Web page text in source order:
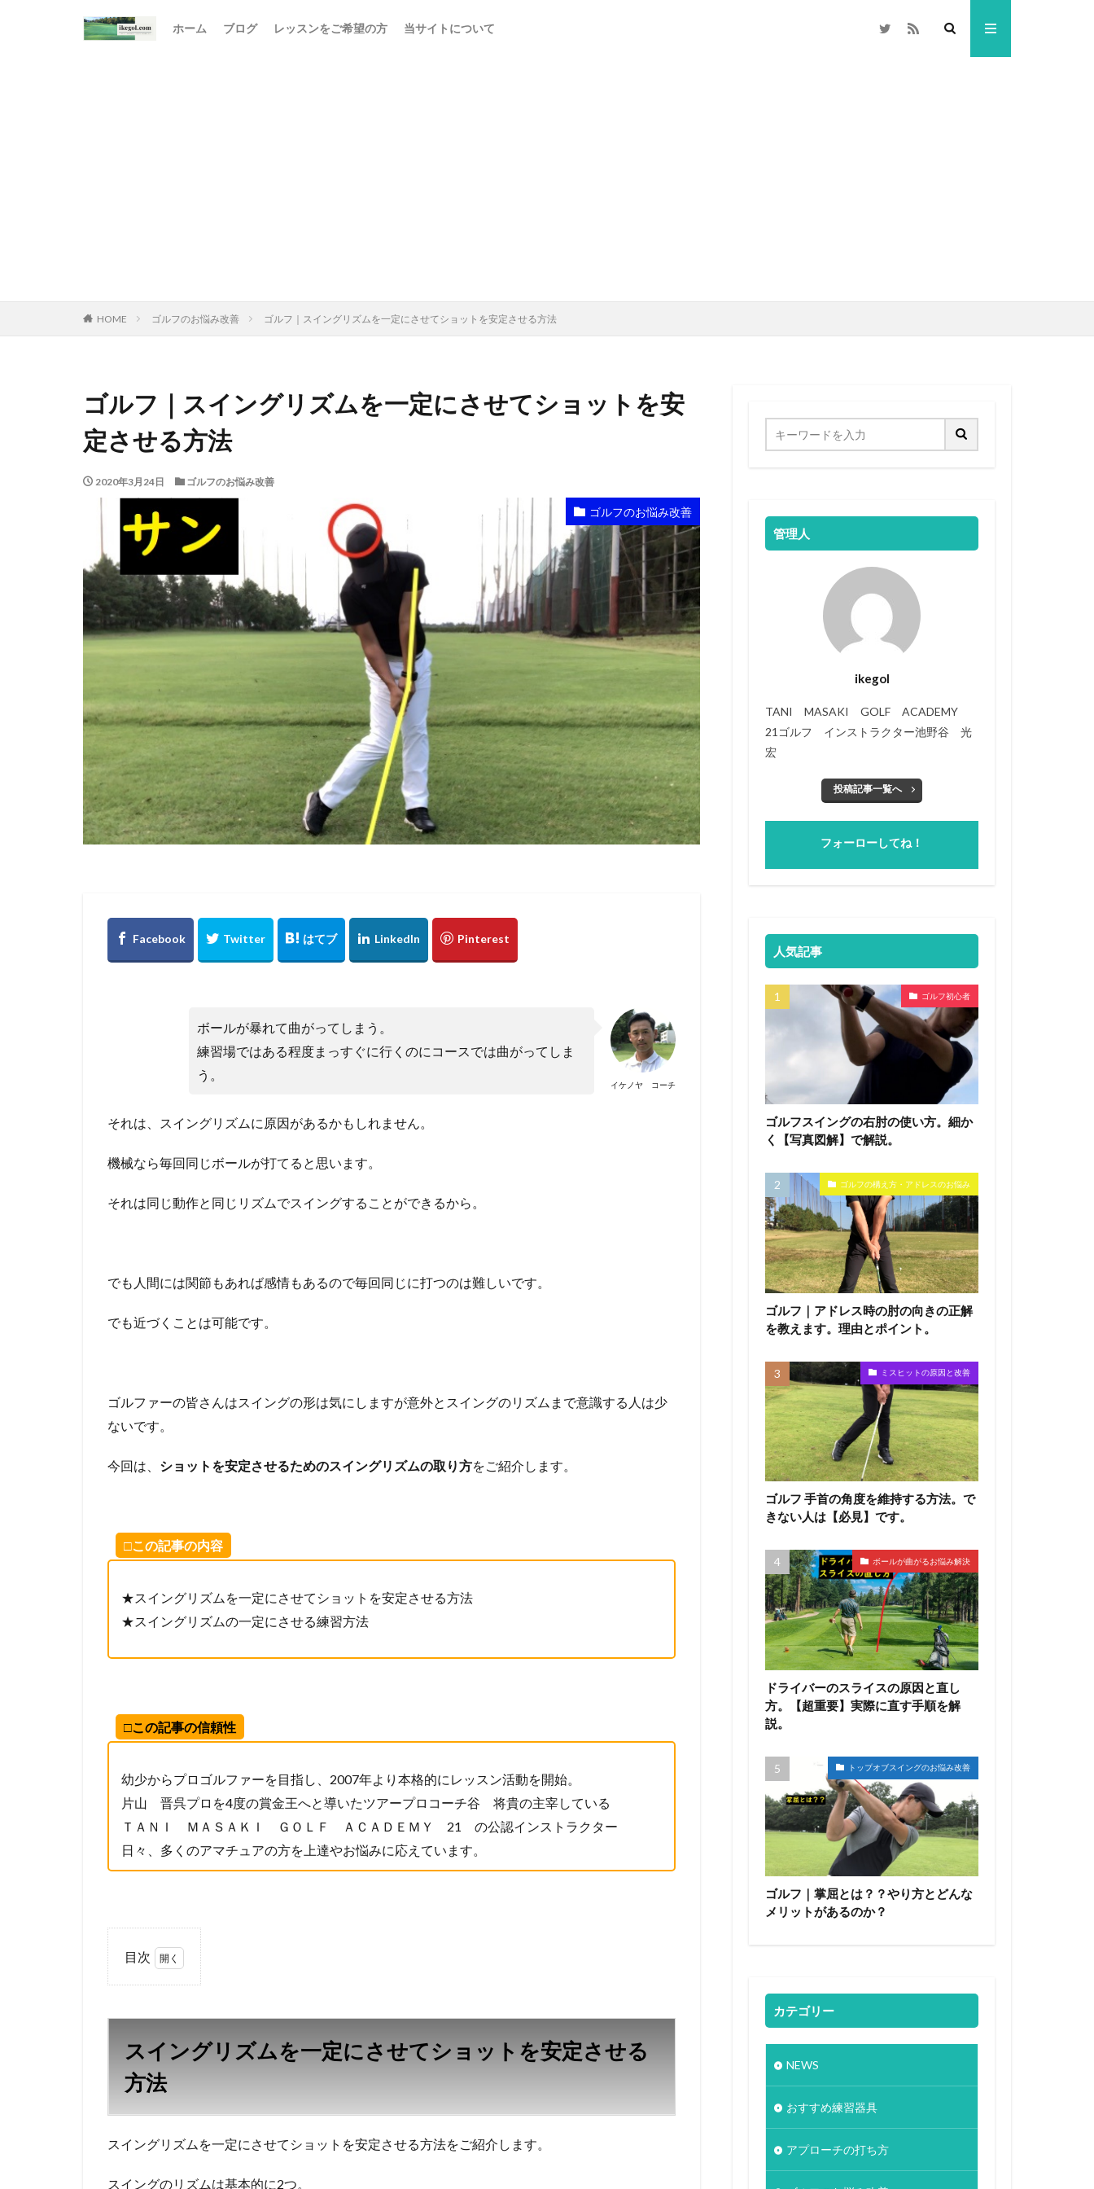
ホーム ブログ レッスンをご希望の方 当サイトについて
HOME ゴルフのお悩み改善 ゴルフ｜スイングリズムを一定にさせてショットを安定させる方法
ゴルフ｜スイングリズムを一定にさせてショットを安
定させる方法
2020年3月24日 ゴルフのお悩み改善
ゴルフのお悩み改善
イケノヤ コーチ
ボールが暴れて曲がってしまう。
練習場ではある程度まっすぐに行くのにコースでは曲がってしま
う。
それは、スイングリズムに原因があるかもしれません。
機械なら毎回同じボールが打てると思います。
それは同じ動作と同じリズムでスイングすることができるから。
でも人間には関節もあれば感情もあるので毎回同じに打つのは難しいです。
でも近づくことは可能です。
ゴルファーの皆さんはスイングの形は気にしますが意外とスイングのリズムまで意識する人は少
ないです。
今回は、 ショットを安定させるためのスイングリズムの取り方をご紹介します。
□この記事の内容
★スイングリズムを一定にさせてショットを安定させる方法
★スイングリズムの一定にさせる練習方法
□この記事の信頼性
幼少からプロゴルファーを目指し、2007年より本格的にレッスン活動を開始。
片山 晋呉プロを4度の賞金王へと導いたツアープロコーチ谷 将貴の主宰している
ＴＡＮＩ ＭＡＳＡＫＩ ＧＯＬＦ ＡＣＡＤＥＭＹ 21 の公認インストラクター
日々、多くのアマチュアの方を上達やお悩みに応えています。
目次
イ
グ
ズ
を
定
スイングリズムを一定にさせてショットを安定させる
方法
スイングリズムを一定にさせてショットを安定させる方法をご紹介します。
スイングのリズムは基本的に2つ。
管理人
ikegol
TANI MASAKI GOLF ACADEMY
21ゴルフ インストラクター池野谷 光
宏
投稿記事一覧へ
フォーローしてね！
人気記事
ゴルフ初心者
ゴルフスイングの右肘の使い方。細か
く【写真図解】で解説。
ゴルフの構え方・アドレスのお悩み
ゴルフ｜アドレス時の肘の向きの正解
を教えます。理由とポイント。
ミスヒットの原因と改善
ゴルフ 手首の角度を維持する方法。で
きない人は【必見】です。
ボールが曲がるお悩み解決
ドライバーのスライスの原因と直し
方。【超重要】実際に直す手順を解
説。
トップオブスイングのお悩み改善
ゴルフ｜掌屈とは？？やり方とどんな
メリットがあるのか？
カテゴリー
NEWS
おすすめ練習器具
アプローチの打ち方